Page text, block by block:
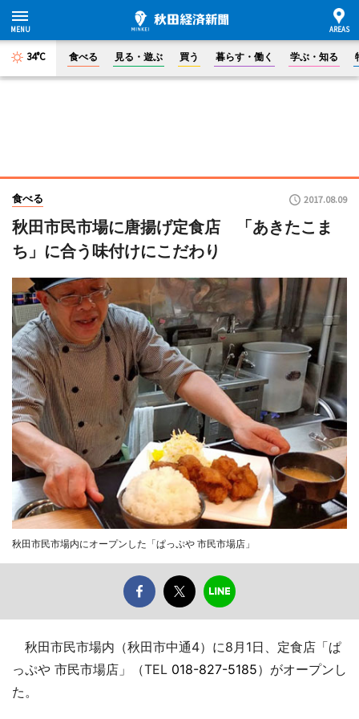
34°C 食べる 見る・遊ぶ 買う 暮らす・働く 学ぶ・知る
食べる 2017.08.09
秋田市民市場に唐揚げ定食店 「あきたこま
ち」に合う味付けにこだわり
秋田市民市場内にオープンした「ぱっぷや 市民市場店」
秋田市民市場内（秋田市中通4）に8月1日、定食店「ぱ
っぷや 市民市場店」（TEL 018-827-5185）がオープンし
た。